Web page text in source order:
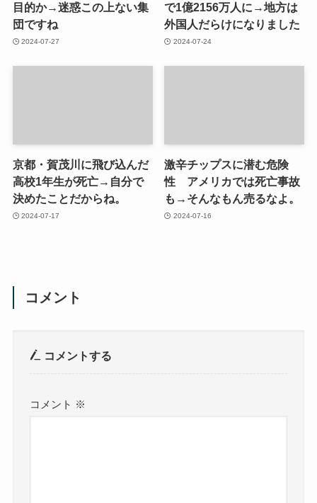
目的か→迷惑この上ない集
団ですね
2024-07-27
で1億2156万人に→地方は
外国人だらけになりました
2024-07-24
京都・賀茂川に飛び込んだ
高校1年生が死亡→自分で
決めたことだからね。
2024-07-17
激辛チップスに潜む危険
性 アメリカでは死亡事故
も→そんなもん売るなよ。
2024-07-16
コメント
コメントする
コメント ※